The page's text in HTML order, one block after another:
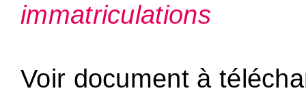
immatriculations
Voir document à